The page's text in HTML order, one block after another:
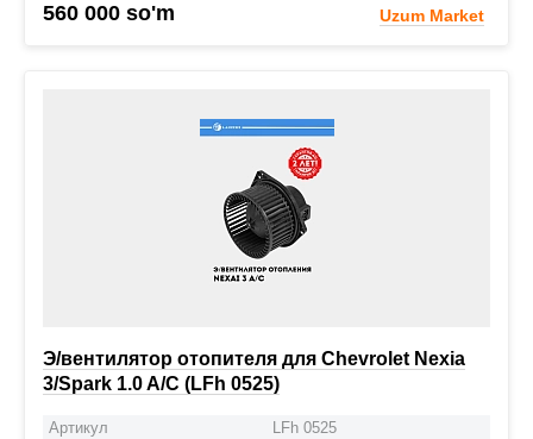
560 000 so'm Uzum Market
Э/вентилятор отопителя для Chevrolet Nexia
3/Spark 1.0 A/C (LFh 0525)
Артикул LFh 0525